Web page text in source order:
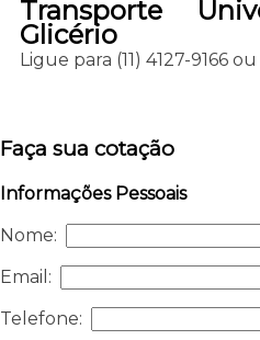
Transporte
Glicério
Ligue para (11) 4127-9166ou
Faça sua cotação
Informações Pessoais
Nome:
Email:
Telefone: